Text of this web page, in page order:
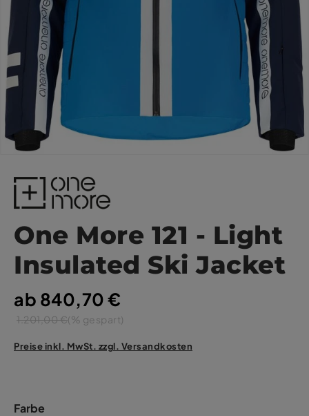
One More 121 - Light
Insulated Ski Jacket
ab 840,70 €
1.201,00 €(% gespart)
Preise inkl. MwSt. zzgl. Versandkosten
Farbe